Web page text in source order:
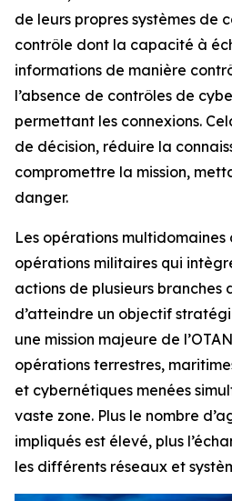
de leurs propres systèmes de
contrôle dont la capacité à
informations de manière
l’absence de contrôles de
permettant les connexions.
de décision, réduire la
compromettre la mission,
danger.
Les opérations multidomaines
opérations militaires qui
actions de plusieurs branches
d’atteindre un objectif
une mission majeure de
opérations terrestres,
et cybernétiques menées
vaste zone. Plus le nombre
impliqués est élevé, plus
les différents réseaux et